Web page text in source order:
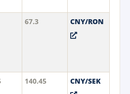
67.3 CNY/RON
140.45 CNY/SEK